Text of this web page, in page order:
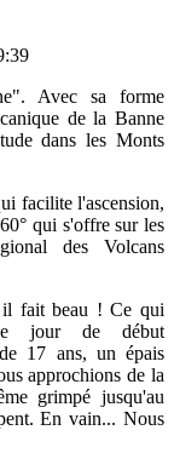
Avec sa forme
de la Banne
dans les Monts
facilite l'ascension,
qui s'offre sur les
des Volcans
il fait beau ! Ce qui
jour de début
17 ans, un épais
approchions de la
grimpé jusqu'au
En vain... Nous